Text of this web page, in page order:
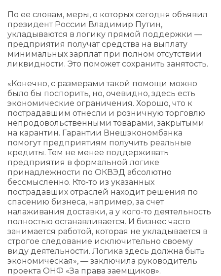
По ее словам, меры, о которых сегодня объявил
президент России Владимир Путин,
укладываются в логику прямой поддержки —
предприятия получат средства на выплату
минимальных зарплат при полном отсутствии
ликвидности. Это поможет сохранить занятость.
«Конечно, с размерами такой помощи можно
было бы поспорить, но, очевидно, здесь есть
экономические ограничения. Хорошо, что к
пострадавшим отнесли и розничную торговлю
непродовольственными товарами, закрытыми
на карантин. Гарантии Внешэкономбанка
помогут предприятиям получить реальные
кредиты. Тем не менее поддерживать
предприятия в формальной логике
принадлежности по ОКВЭД абсолютно
бессмысленно. Кто-то из указанных
пострадавших отраслей находит решения по
спасению бизнеса, например, за счет
налаживания доставки, а у кого-то деятельность
полностью останавливается. И бизнес часто
занимается работой, которая не укладывается в
строгое следование исключительно своему
виду деятельности. Логика здесь должна быть
экономическая», — заключила руководитель
проекта ОНФ «За права заемщиков».